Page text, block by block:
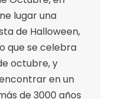
lugar una
de Halloween,
que se celebra
octubre, y
en un
de 3000 años